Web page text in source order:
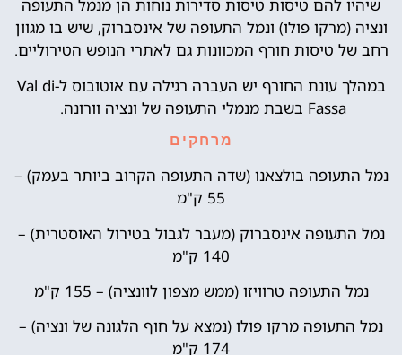
שיהיו להם טיסות טיסות סדירות נוחות הן מנמל התעופה
ונציה (מרקו פולו) ונמל התעופה של אינסברוק, שיש בו מגוון
רחב של טיסות חורף המכוונות גם לאתרי הנופש הטירוליים.
במהלך עונת החורף יש העברה רגילה עם אוטובוס ל-Val di
Fassa בשבת מנמלי התעופה של ונציה וורונה.
מרחקים
נמל התעופה בולצאנו (שדה התעופה הקרוב ביותר בעמק) –
55 ק"מ
נמל התעופה אינסברוק (מעבר לגבול בטירול האוסטרית) –
140 ק"מ
נמל התעופה טרוויזו (ממש מצפון לוונציה) – 155 ק"מ
נמל התעופה מרקו פולו (נמצא על חוף הלגונה של ונציה) –
174 ק"מ